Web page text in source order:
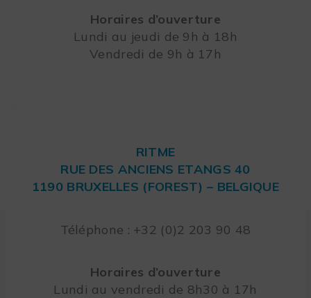
Horaires d’ouverture
Lundi au jeudi de 9h à 18h
Vendredi de 9h à 17h
RITME
RUE DES ANCIENS ETANGS 40
1190 BRUXELLES (FOREST) – BELGIQUE
Téléphone : +32 (0)2 203 90 48
Horaires d’ouverture
Lundi au vendredi de 8h30 à 17h